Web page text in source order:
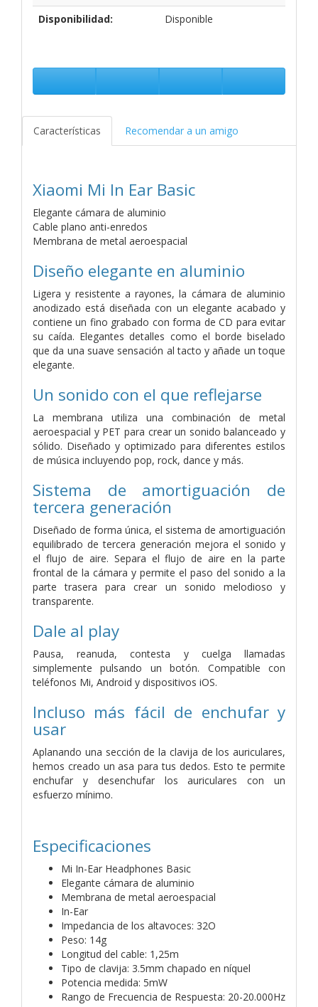
Disponibilidad:
Disponible
Características Recomendar a un amigo
Xiaomi Mi In Ear Basic
Elegante cámara de aluminio
Cable plano anti-enredos
Membrana de metal aeroespacial
Diseño elegante en aluminio
Ligera y resistente a rayones, la cámara de aluminio
anodizado está diseñada con un elegante acabado y
contiene un fino grabado con forma de CD para evitar
su caída. Elegantes detalles como el borde biselado
que da una suave sensación al tacto y añade un toque
elegante.
Un sonido con el que reflejarse
La membrana utiliza una combinación de metal
aeroespacial y PET para crear un sonido balanceado y
sólido. Diseñado y optimizado para diferentes estilos
de música incluyendo pop, rock, dance y más.
Sistema de amortiguación de
tercera generación
Diseñado de forma única, el sistema de amortiguación
equilibrado de tercera generación mejora el sonido y
el flujo de aire. Separa el flujo de aire en la parte
frontal de la cámara y permite el paso del sonido a la
parte trasera para crear un sonido melodioso y
transparente.
Dale al play
Pausa, reanuda, contesta y cuelga llamadas
simplemente pulsando un botón. Compatible con
teléfonos Mi, Android y dispositivos iOS.
Incluso más fácil de enchufar y
usar
Aplanando una sección de la clavija de los auriculares,
hemos creado un asa para tus dedos. Esto te permite
enchufar y desenchufar los auriculares con un
esfuerzo mínimo.
Especificaciones
Mi In-Ear Headphones Basic
Elegante cámara de aluminio
Membrana de metal aeroespacial
In-Ear
Impedancia de los altavoces: 32O
Peso: 14g
Longitud del cable: 1,25m
Tipo de clavija: 3.5mm chapado en níquel
Potencia medida: 5mW
Rango de Frecuencia de Respuesta: 20-20.000Hz